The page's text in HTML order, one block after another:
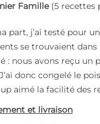
Famille(5 recettes
part, j’ai testé pour
se trouvaient
: nous avons reçu un
donc congelé le
aimé la facilité des
et livraison